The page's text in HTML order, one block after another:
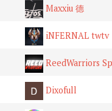
Maxxiu 德
iNFERNAL twtv
ReedWarriors
Dixofull